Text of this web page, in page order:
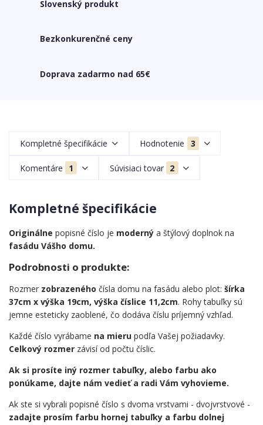
Slovenský produkt
Bezkonkurenčné ceny
Doprava zadarmo nad 65€
Kompletné špecifikácie Hodnotenie 3
Komentáre 1 Súvisiaci tovar 2
Kompletné špecifikácie
Originálne popisné číslo je moderný a štýlový doplnok na
fasádu Vášho domu.
Podrobnosti o produkte:
Rozmer zobrazeného čísla domu na fasádu alebo plot: šírka
37cm x výška 19cm, výška číslice 11,2cm. Rohy tabuľky sú
jemne esteticky zaoblené, čo dodáva číslu príjemný vzhľad.
Každé číslo vyrábame na mieru podľa Vašej požiadavky.
Celkový rozmer závisí od počtu číslic.
Ak si prosíte iný rozmer tabuľky, alebo farbu ako
ponúkame, dajte nám vedieť a radi Vám vyhovieme.
Ak ste si vybrali popisné číslo s dvoma vrstvami - dvojvrstvové -
zadajte prosím farbu hornej tabuľky a farbu dolnej